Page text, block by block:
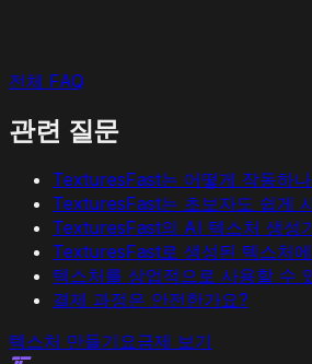
전체 FAQ
관련 질문
TexturesFast는 어떻게 작동하
TexturesFast는 초보자도 쉽게
TexturesFast의 AI 텍스처 생성
TexturesFast로 생성된 텍스처
텍스처를 상업적으로 사용할 수
결제 과정은 안전한가요?
텍스처 만들기 요금제 보기